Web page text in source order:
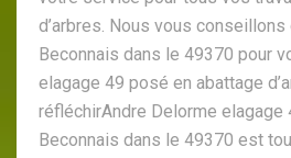
d’arbres. Nous vous conseillons
Beconnais dans le 49370 pour
elagage 49 posé en abattage
réfléchirAndre Delorme elagage
Beconnais dans le 49370 est